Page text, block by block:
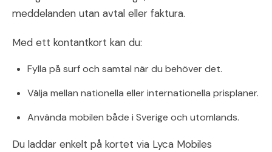
meddelanden utan avtal eller faktura.
Med ett kontantkort kan du:
Fylla på surf och samtal när du behöver det.
Välja mellan nationella eller internationella prisplaner.
Använda mobilen både i Sverige och utomlands.
Du laddar enkelt på kortet via Lyca Mobiles